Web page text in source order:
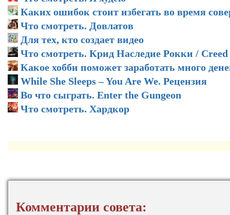
Каких ошибок стоит избегать во время
Что смотреть. Довлатов
Для тех, кто создает видео
Что смотреть. Крид Наследие Рокки / Creed
Какое хобби поможет заработать много
While She Sleeps – You Are We. Рецензия
Во что сыграть. Enter the Gungeon
Что смотреть. Хардкор
Комментарии совета: